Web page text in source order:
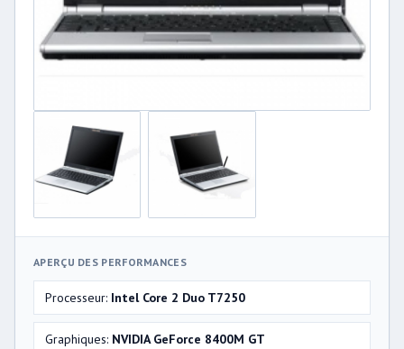
APERÇU DES PERFORMANCES
Processeur: Intel Core 2 Duo T7250
Graphiques: NVIDIA GeForce 8400M GT